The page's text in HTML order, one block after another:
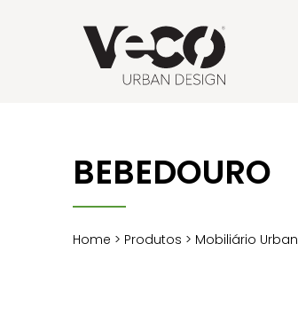
BEBEDOURO
Home > Produtos > Mobiliário